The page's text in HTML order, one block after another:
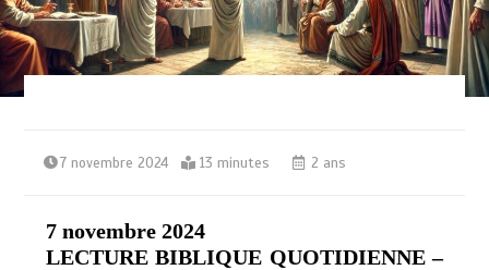
7 novembre 2024 13 minutes 2 ans
7 novembre 2024
LECTURE BIBLIQUE QUOTIDIENNE –